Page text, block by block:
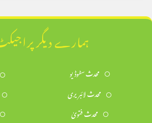
ہمارے دیگر
محدث سٹوڈیو
محدث لائبریری
محدث فتویٰ